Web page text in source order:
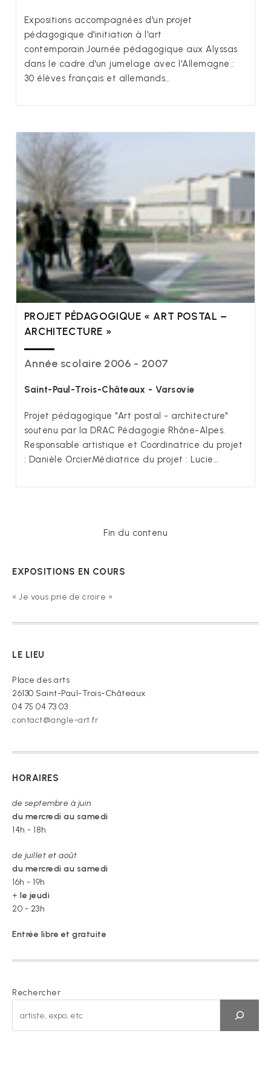
Expositions accompagnées d'un projet
pédagogique d'initiation à l'art
contemporain.Journée pédagogique aux Alyssas
dans le cadre d'un jumelage avec l'Allemagne :
30 élèves français et allemands…
PROJET PÉDAGOGIQUE « ART POSTAL –
ARCHITECTURE »
Année scolaire 2006 - 2007
Saint-Paul-Trois-Châteaux - Varsovie
Projet pédagogique "Art postal - architecture"
soutenu par la DRAC Pédagogie Rhône-Alpes.
Responsable artistique et Coordinatrice du projet
: Danièle OrcierMédiatrice du projet : Lucie…
Fin du contenu
EXPOSITIONS EN COURS
« Je vous prie de croire »
LE LIEU
Place des arts
26130 Saint-Paul-Trois-Châteaux
04 75 04 73 03
contact@angle-art.fr
HORAIRES
de septembre à juin
du mercredi au samedi
14h - 18h
de juillet et août
du mercredi au samedi
16h - 19h
+ le jeudi
20 - 23h
Entrée libre et gratuite
Rechercher